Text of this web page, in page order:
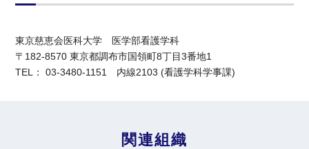
東京慈恵会医科大学 医学部看護学科
〒182-8570 東京都調布市国領町8丁目3番地1
TEL： 03-3480-1151 内線2103 (看護学科学事課)
関連組織